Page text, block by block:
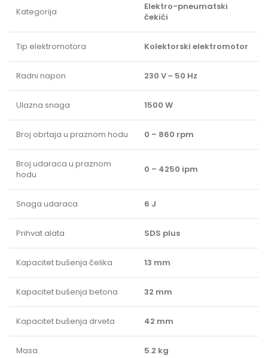
Kategorija
Elektro-pneumatski
čekići
Tip elektromotora Kolektorski elektromotor
Radni napon 230 V ~ 50 Hz
Ulazna snaga 1500 W
Broj obrtaja u praznom hodu 0 – 860 rpm
Broj udaraca u praznom
hodu
0 – 4250 ipm
Snaga udaraca 6 J
Prihvat alata SDS plus
Kapacitet bušenja čelika 13 mm
Kapacitet bušenja betona 32 mm
Kapacitet bušenja drveta 42 mm
Masa 5.2 kg